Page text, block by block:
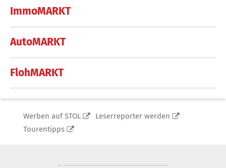
ImmoMARKT
AutoMARKT
FlohMARKT
Werben auf STOL
Leserreporter werden
Tourentipps